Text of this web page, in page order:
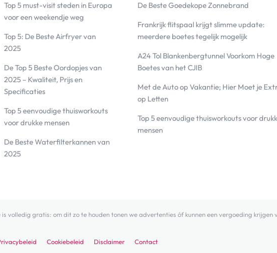
Top 5 must-visit steden in Europa
voor een weekendje weg
Top 5: De Beste Airfryer van
2025
De Top 5 Beste Oordopjes van
2025 – Kwaliteit, Prijs en
Specificaties
Top 5 eenvoudige thuisworkouts
voor drukke mensen
De Beste Waterfilterkannen van
2025
De Beste Goedekope Zonnebrand
Frankrijk flitspaal krijgt slimme update:
meerdere boetes tegelijk mogelijk
A24 Tol Blankenbergtunnel Voorkom Hoge
Boetes van het CJIB
Met de Auto op Vakantie; Hier Moet je
op Letten
Top 5 eenvoudige thuisworkouts voor
mensen
volledig gratis: om dit zo te houden tonen we advertenties óf kunnen een vergoeding krijgen
Cookiebeleid Disclaimer Contact